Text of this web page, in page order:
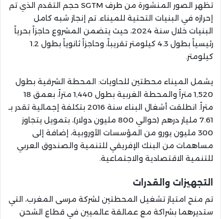
تظهر الصور المنشورة من طرف SGTM حجم التقدم الذي تم
إحرازه في البنيات التحتية للميناء. تم إنجاز شبه كامل
البنيات خلال سنة 2024، حيث يتضمن المشروع حاجزاً بحرياً
رئيسياً بطول 4.3 كيلومتر تقريباً، وحاجزاً ثانوياً بطول 1.2
كيلومتر.
يشمل الميناء محطتين للحاويات: المحطة الشرقية بطول
1,520 متراً والمحطة الغربية بطول 1,440 متراً، بعمق 18
متراً. انطلقت أشغال البناء سنة 2016 بتكلفة إجمالية تقدر بـ
7.61 مليار درهم (حوالي 800 مليون دولار)، بتمويل يتجاوز
300 مليون يورو من المؤسسات الأوروبية، إضافة إلى
مساهمات من البنك الإفريقي للتنمية والصندوق العربي
للتنمية الاقتصادية والاجتماعية.
التجهيزات والقدرات
تم منح امتياز تشغيل المحطتين لشركة مرسى المغرب، التي
ستديرهما بشراكة مع عمالقة عالميين في قطاع الشحن